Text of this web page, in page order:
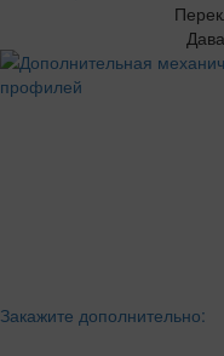
Закажите дополнительно: